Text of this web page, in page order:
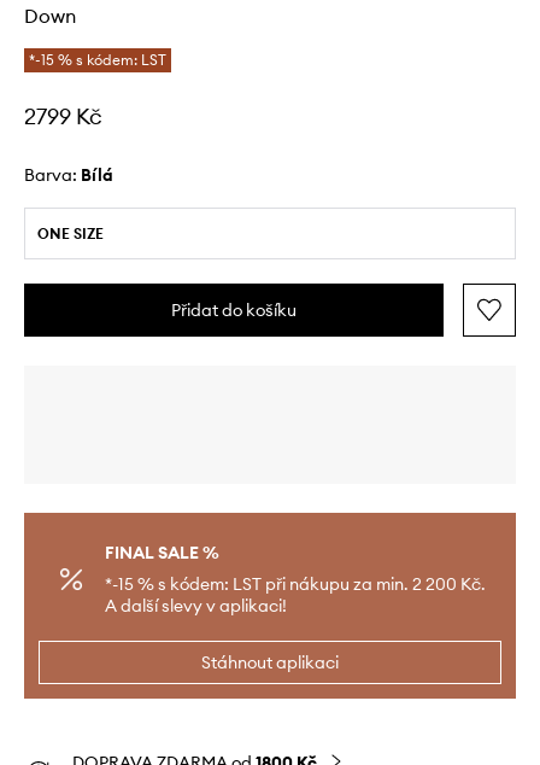
Down
*-15 % s kódem: LST
2799 Kč
Barva: bílá
ONE SIZE
Přidat do košíku
FINAL SALE %
*-15 % s kódem: LST při nákupu za min. 2 200 Kč.
A další slevy v aplikaci!
Stáhnout aplikaci